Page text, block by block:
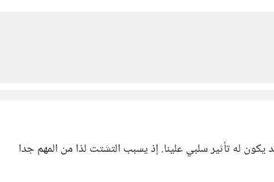
يكون له تأثير سلبي علينا. إذ يسبب التشتت لذا من المهم جدا